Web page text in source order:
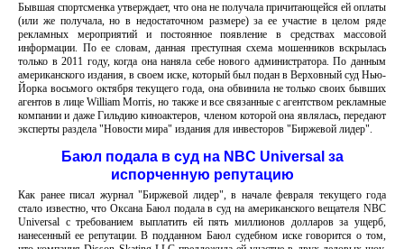
Бывшая спортсменка утверждает, что она не получала причитающейся ей оплаты
(или же получала, но в недостаточном размере) за ее участие в целом ряде
рекламных мероприятий и постоянное появление в средствах массовой
информации. По ее словам, данная преступная схема мошенников вскрылась
только в 2011 году, когда она наняла себе нового администратора. По данным
американского издания, в своем иске, который был подан в Верховный суд Нью-
Йорка восьмого октября текущего года, она обвинила не только своих бывших
агентов в лице William Morris, но также и все связанные с агентством рекламные
компании и даже Гильдию киноактеров, членом которой она являлась, передают
эксперты раздела "Новости мира" издания для инвесторов "Биржевой лидер".
Баюл подала в суд на NBC Universal за
испорченную репутацию
Как ранее писал журнал "Биржевой лидер", в начале февраля текущего года
стало известно, что Оксана Баюл подала в суд на американского вещателя NBC
Universal с требованием выплатить ей пять миллионов долларов за ущерб,
нанесенный ее репутации. В подданном Баюл судебном иске говорится о том,